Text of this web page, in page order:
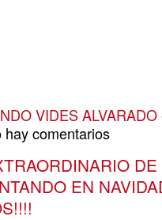
VIDES ALVARADO
comentarios
DE
EN